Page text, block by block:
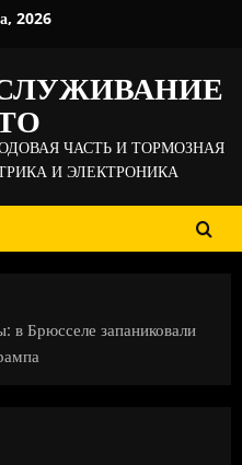
2026
ЧАСТЬ И ТОРМОЗНАЯ
И ЭЛЕКТРОНИКА
Брюсселе запаниковали